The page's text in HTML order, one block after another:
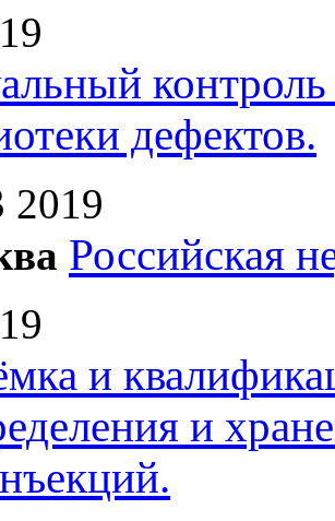
контроль
дефектов.
2019
Российская
и
и